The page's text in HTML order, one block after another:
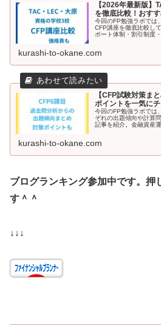
【2026年最新版】
を徹底比較！おす
今回のFP勉強ラボでは
CFP講座を徹底比較し
ポート体制・割引制度
も紹介しているので、
いる方や、自分に合う
kurashi-to-okane.com
【CFP試験対策ま
ポイントを一気にチ
今回のFP勉強ラボでは
ぞれの出題傾向や計算
記事を紹介。金融資産
kurashi-to-okane.com
ブログランキング参加中です。押
す＾＾
↓↓↓